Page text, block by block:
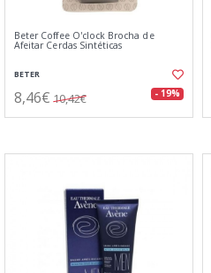
Beter Coffee O'clock Brocha de
Afeitar Cerdas Sintéticas
BETER
8,46€ 10,42€ - 19%